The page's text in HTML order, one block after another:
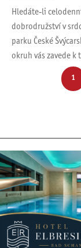
Hledáte-li
dobrodružství v
parku České
okruh vás zavede k
nejmalebnějším
Hřenska. Trasa je…
1